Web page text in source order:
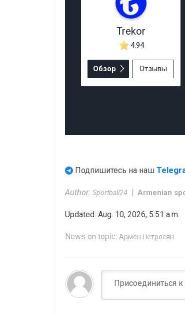
Trekor
4.94
Обзор Отзывы
Подпишитесь на наш
Author: Sportball24 Armenian
Updated: Aug. 10, 2026, 5:51 a.m.
News on topic: Армен Петросян